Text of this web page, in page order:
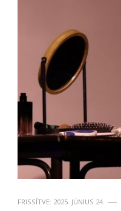
FRISSÍTVE: 2025. JÚNIUS 24.